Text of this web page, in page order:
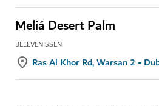
Meliá Desert Palm
BELEVENISSEN
Ras Al Khor Rd, Warsan 2 -